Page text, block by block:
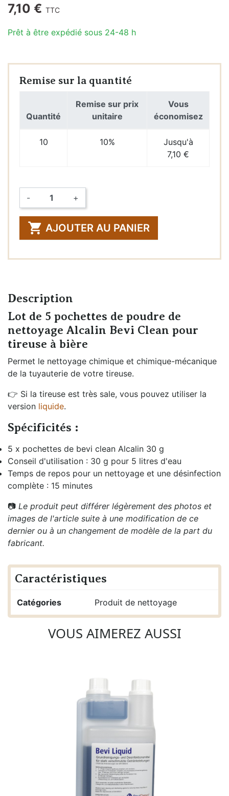
7,10 € TTC
Prêt à être expédié sous 24-48 h
Remise sur la quantité
Quantité
Remise sur prix
unitaire
Vous
économisez
10 10%
Jusqu'à
7,10 €
Quantité
- +
 AJOUTER AU PANIER
Description
Lot de 5 pochettes de poudre de
nettoyage Alcalin Bevi Clean pour
tireuse à bière
Permet le nettoyage chimique et chimique-mécanique
de la tuyauterie de votre tireuse.
👉 Si la tireuse est très sale, vous pouvez utiliser la
version liquide.
Spécificités :
5 x pochettes de bevi clean Alcalin 30 g
Conseil d'utilisation : 30 g pour 5 litres d'eau
Temps de repos pour un nettoyage et une désinfection
complète : 15 minutes
📷 Le produit peut différer légèrement des photos et
images de l'article suite à une modification de ce
dernier ou à un changement de modèle de la part du
fabricant.
Caractéristiques
Catégories Produit de nettoyage
VOUS AIMEREZ AUSSI